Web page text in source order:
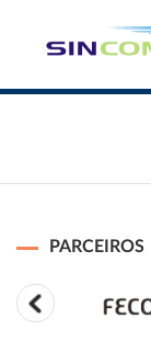
PARCEIROS